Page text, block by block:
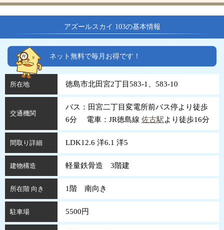
アズールスカイ 103の基本情報
ネット無料で毎月お得です！
所在地 徳島市北田宮2丁目583-1、583-10
交通機関
バス：田宮二丁目変電所前バス停より徒歩
6分 電車：JR徳島線 佐古駅より徒歩16分
間取り詳細 LDK12.6 洋6.1 洋5
建物構造 軽量鉄骨造 3階建
所在階 向き 1階 南向き
駐車場 5500円